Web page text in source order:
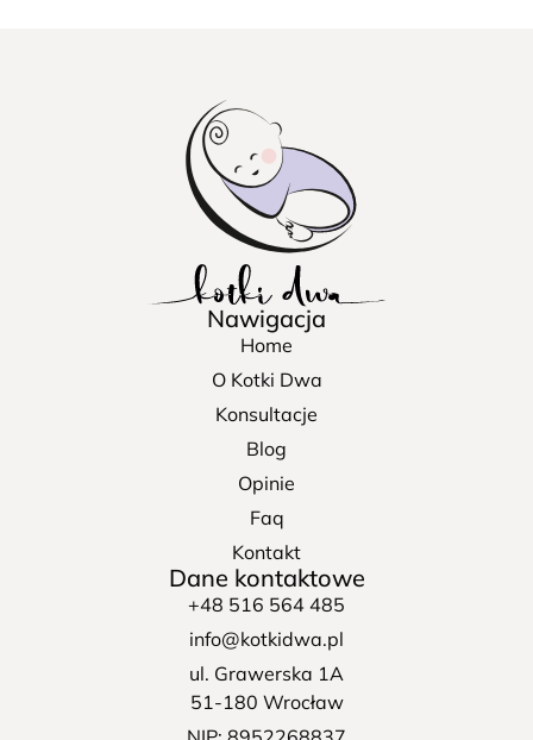
Nawigacja
Home
O Kotki Dwa
Konsultacje
Blog
Opinie
Faq
Kontakt
Dane kontaktowe
+48 516 564 485
info@kotkidwa.pl
ul. Grawerska 1A
51-180 Wrocław